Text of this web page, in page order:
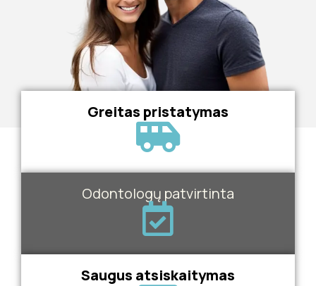
Greitas pristatymas
Odontologų patvirtinta
Saugus atsiskaitymas